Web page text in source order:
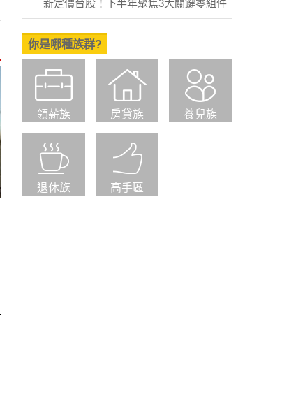
新定價台股！下半年聚焦3大關鍵零組件
你是哪種族群?
領薪族 房貸族 養兒族
退休族 高手區